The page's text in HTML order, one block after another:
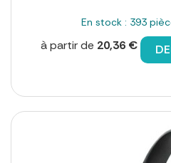
En stock : 393
à partir de 20,36 €